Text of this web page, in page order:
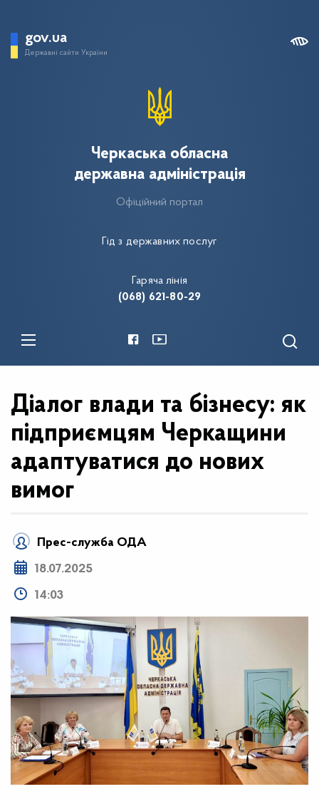
gov.ua
Державні сайти України
Гід з державних послуг
Черкаська обласна
державна адміністрація
Офіційний портал
Гаряча лінія
(068) 621-80-29
Діалог влади та бізнесу: як
підприємцям Черкащини
адаптуватися до нових
вимог
Прес-служба ОДА
18.07.2025
14:03